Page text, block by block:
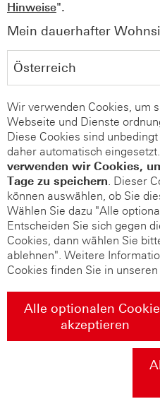
Hinweise".
Mein dauerhafter
Wir verwenden Cookies, um
Webseite und Dienste
Diese Cookies sind
daher automatisch eingesetzt.
verwenden wir Cookies,
Tage zu speichern. Dieser
können auswählen, ob Sie
Wählen Sie dazu "Alle
Entscheiden Sie sich gegen
Cookies, dann wählen Sie
ablehnen". Weitere
Cookies finden Sie in unseren
Alle optionalen
akzeptieren